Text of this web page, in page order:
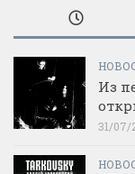
Из
31/07/